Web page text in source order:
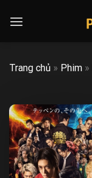
Trang chủ » Phim »